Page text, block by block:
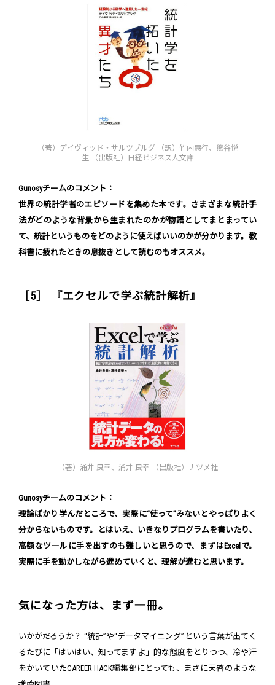
（著）デイヴィッド・サルツブルグ （訳）竹内惠行、熊谷悦
生 （出版社）日経ビジネス人文庫
Gunosyチームのコメント：
世界の統計学者のエピソードを集めた本です。さまざまな統計手
法がどのような背景から生まれたのかが物語としてまとまってい
て、統計というものをどのように使えばいいのかが分かります。教
科書に疲れたときの息抜きとして読むのもオススメ。
［5］ 『エクセルで学ぶ統計解析』
（著）涌井 良幸、涌井 良幸 （出版社）ナツメ社
Gunosyチームのコメント：
理論ばかり学んだところで、実際に“使って”みないとやっぱりよく
分からないものです。とはいえ、いきなりプログラムを書いたり、
高額なツールに手を出すのも難しいと思うので、まずはExcelで。
実際に手を動かしながら進めていくと、理解が進むと思います。
気になった方は、まず一冊。
いかがだろうか？ “統計”や“データマイニング”という言葉が出てく
るたびに「はいはい、知ってますよ」的な態度をとりつつ、冷や汗
をかいていたCAREER HACK編集部にとっても、まさに天啓のような